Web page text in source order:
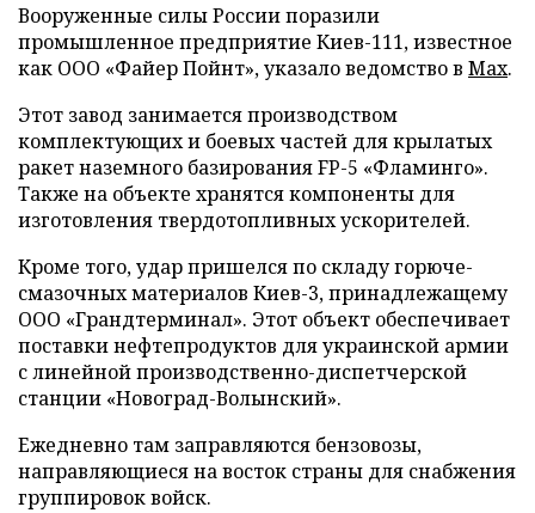
Вооруженные силы России поразили
промышленное предприятие Киев-111, известное
как ООО «Файер Пойнт», указало ведомство в Max.
Этот завод занимается производством
комплектующих и боевых частей для крылатых
ракет наземного базирования FP-5 «Фламинго».
Также на объекте хранятся компоненты для
изготовления твердотопливных ускорителей.
Кроме того, удар пришелся по складу горюче-
смазочных материалов Киев-3, принадлежащему
ООО «Грандтерминал». Этот объект обеспечивает
поставки нефтепродуктов для украинской армии
с линейной производственно-диспетчерской
станции «Новоград-Волынский».
Ежедневно там заправляются бензовозы,
направляющиеся на восток страны для снабжения
группировок войск.